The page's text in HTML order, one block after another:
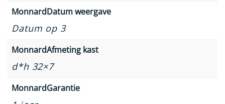
MonnardDatum weergave
Datum op 3
MonnardAfmeting kast
d*h 32×7
MonnardGarantie